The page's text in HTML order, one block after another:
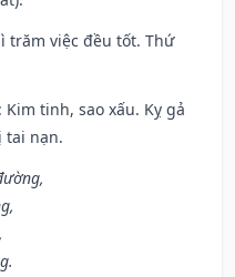
trăm việc đều tốt. Thứ
Kim tinh, sao xấu. Kỵ gả
tai nạn.